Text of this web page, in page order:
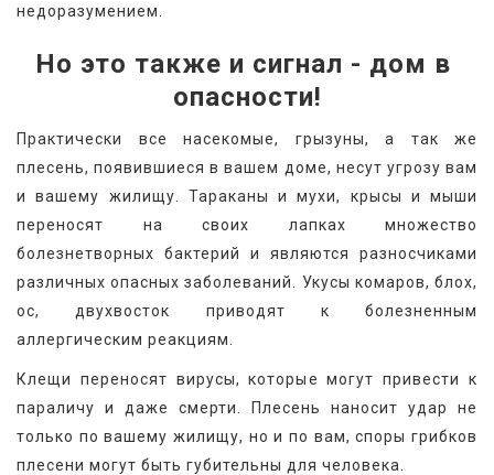
недоразумением.
Но это также и сигнал - дом в
опасности!
Практически все насекомые, грызуны, а так же
плесень, появившиеся в вашем доме, несут угрозу вам
и вашему жилищу. Тараканы и мухи, крысы и мыши
переносят на своих лапках множество
болезнетворных бактерий и являются разносчиками
различных опасных заболеваний. Укусы комаров, блох,
ос, двухвосток приводят к болезненным
аллергическим реакциям.
Клещи переносят вирусы, которые могут привести к
параличу и даже смерти. Плесень наносит удар не
только по вашему жилищу, но и по вам, споры грибков
плесени могут быть губительны для человека.